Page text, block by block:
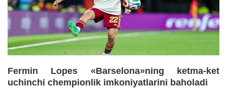
Fermin Lopes «Barselona»ning ketma-ket
uchinchi chempionlik imkoniyatlarini baholadi